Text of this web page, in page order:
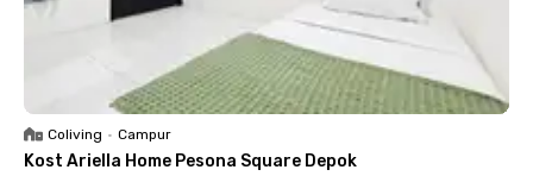
Coliving • Campur
Kost Ariella Home Pesona Square Depok